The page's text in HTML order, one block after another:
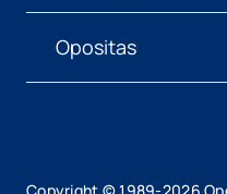
Opositas